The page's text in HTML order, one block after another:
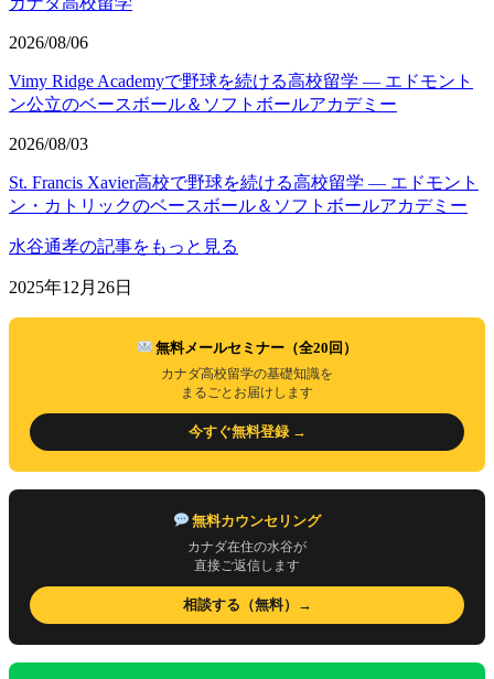
2026/08/06
Vimy Ridge Academyで野球を続ける高校留学 ― エドモント
ン公立のベースボール＆ソフトボールアカデミー
2026/08/03
St. Francis Xavier高校で野球を続ける高校留学 ― エドモント
ン・カトリックのベースボール＆ソフトボールアカデミー
水谷通孝の記事をもっと見る
2025年12月26日
無料メールセミナー（全20回）
カナダ高校留学の基礎知識を
まるごとお届けします
今すぐ無料登録 →
無料カウンセリング
カナダ在住の水谷が
直接ご返信します
相談する（無料）→